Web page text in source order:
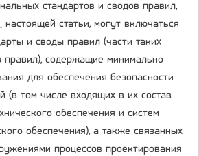
стандартов и сводов правил,
настоящей статьи, могут включаться
и своды правил (части таких
правил), содержащие минимально
для обеспечения безопасности
(в том числе входящих в их состав
обеспечения и систем
обеспечения), а также связанных
процессов проектирования